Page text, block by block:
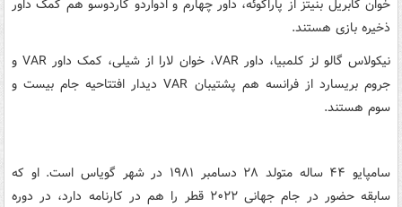
خوان گابریل بنیتز از پاراگوئه، داور چهارم و ادواردو کاردوسو هم کمک داور
ذخیره بازی هستند.
نیکولاس گالو لز کلمبیا، داور VAR، خوان لارا از شیلی، کمک داور VAR و
جروم بریسارد از فرانسه هم پشتیبان VAR دیدار افتتاحیه جام بیست و
سوم هستند.
سامپایو ۴۴ ساله متولد ۲۸ دسامبر ۱۹۸۱ در شهر گویاس است. او که
سابقه حضور در جام جهانی ۲۰۲۲ قطر را هم در کارنامه دارد، در دوره